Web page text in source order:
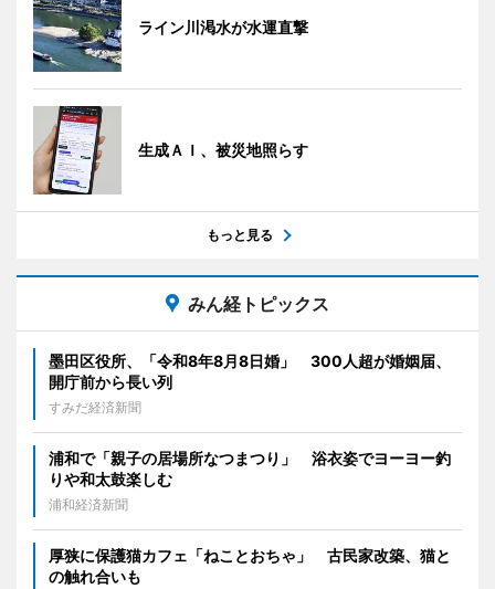
ライン川渇水が水運直撃
生成ＡＩ、被災地照らす
もっと見る
みん経トピックス
墨田区役所、「令和8年8月8日婚」 300人超が婚姻届、
開庁前から長い列
すみだ経済新聞
浦和で「親子の居場所なつまつり」 浴衣姿でヨーヨー釣
りや和太鼓楽しむ
浦和経済新聞
厚狭に保護猫カフェ「ねことおちゃ」 古民家改築、猫と
の触れ合いも